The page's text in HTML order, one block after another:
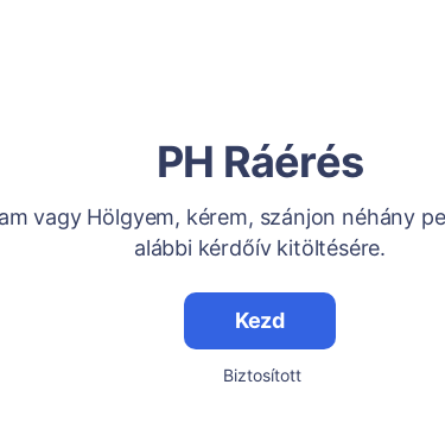
PH Ráérés
vagy Hölgyem, kérem, szánjon néhány
alábbi kérdőív kitöltésére.
Kezd
Biztosított